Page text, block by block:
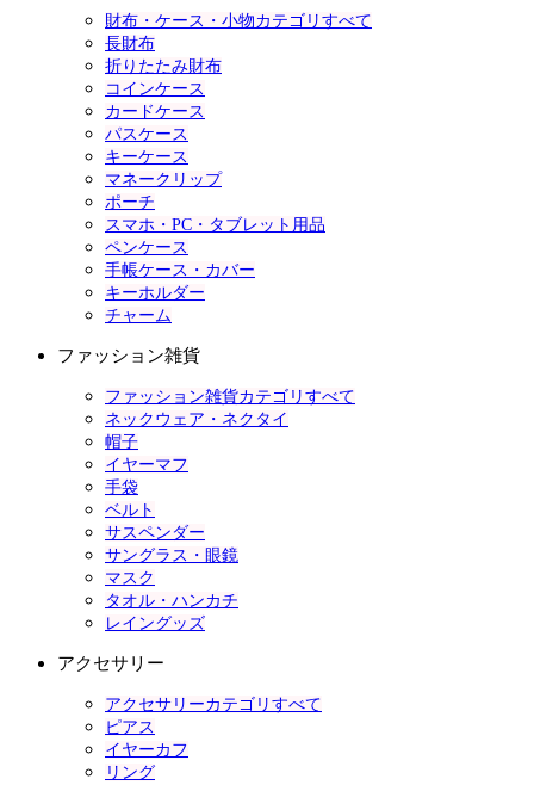
財布・ケース・小物カテゴリすべて
長財布
折りたたみ財布
コインケース
カードケース
パスケース
キーケース
マネークリップ
ポーチ
スマホ・PC・タブレット用品
ペンケース
手帳ケース・カバー
キーホルダー
チャーム
ファッション雑貨
ファッション雑貨カテゴリすべて
ネックウェア・ネクタイ
帽子
イヤーマフ
手袋
ベルト
サスペンダー
サングラス・眼鏡
マスク
タオル・ハンカチ
レイングッズ
アクセサリー
アクセサリーカテゴリすべて
ピアス
イヤーカフ
リング